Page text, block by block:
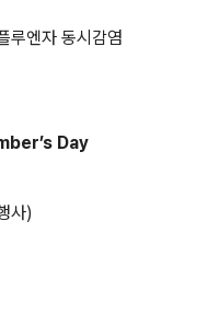
루엔자 동시감염
Day
사)